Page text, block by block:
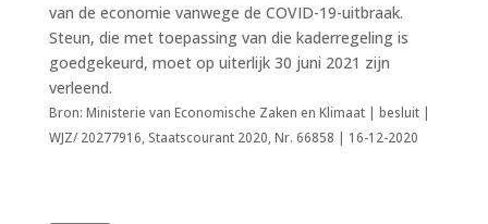
van de economie vanwege de COVID-19-uitbraak.
Steun, die met toepassing van die kaderregeling is
goedgekeurd, moet op uiterlijk 30 juni 2021 zijn
verleend.
Bron: Ministerie van Economische Zaken en Klimaat | besluit |
WJZ/ 20277916, Staatscourant 2020, Nr. 66858 | 16-12-2020